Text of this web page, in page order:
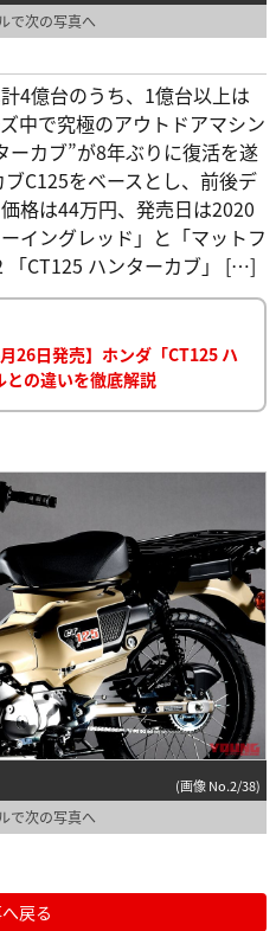
で次の写真へ
4億台のうち、1億台以上は
中で究極のアウトドアマシン
ーカブ”が8年ぶりに復活を遂
C125をベースとし、前後デ
格は44万円、発売日は2020
イングレッド」と「マットフ
「CT125 ハンターカブ」 […]
26日発売】ホンダ「CT125 ハ
との違いを徹底解説
(画像 No.2/38)
で次の写真へ
戻る